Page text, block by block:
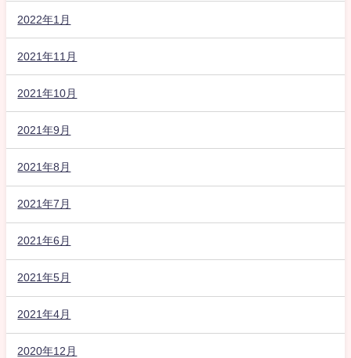
2022年1月
2021年11月
2021年10月
2021年9月
2021年8月
2021年7月
2021年6月
2021年5月
2021年4月
2020年12月